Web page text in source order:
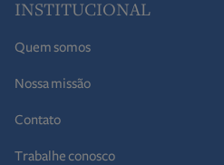
INSTITUCIONAL
Quem somos
Nossa missão
Contato
Trabalhe conosco